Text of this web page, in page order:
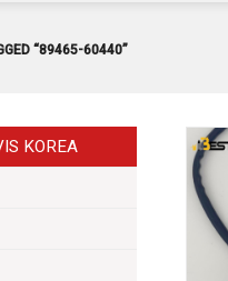
“89465-60440”
KOREA